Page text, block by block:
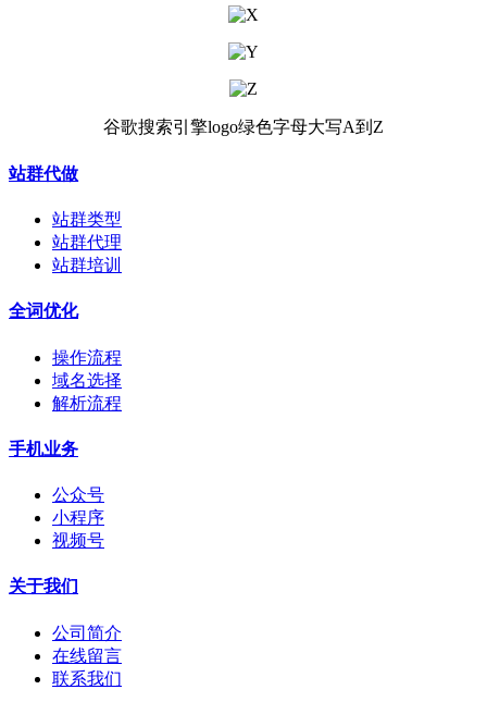
谷歌搜索引擎logo绿色字母大写A到Z
站群代做
站群类型
站群代理
站群培训
全词优化
操作流程
域名选择
解析流程
手机业务
公众号
小程序
视频号
关于我们
公司简介
在线留言
联系我们